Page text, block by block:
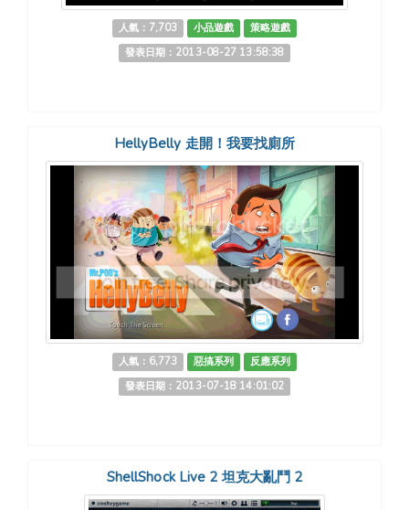
人氣：7,703 小品遊戲
策略遊戲
發表日期：2013-08-27 13:58:38
HellyBelly 走開！我要找廁所
人氣：6,773 惡搞系列
反應系列
發表日期：2013-07-18 14:01:02
ShellShock Live 2 坦克大亂鬥 2